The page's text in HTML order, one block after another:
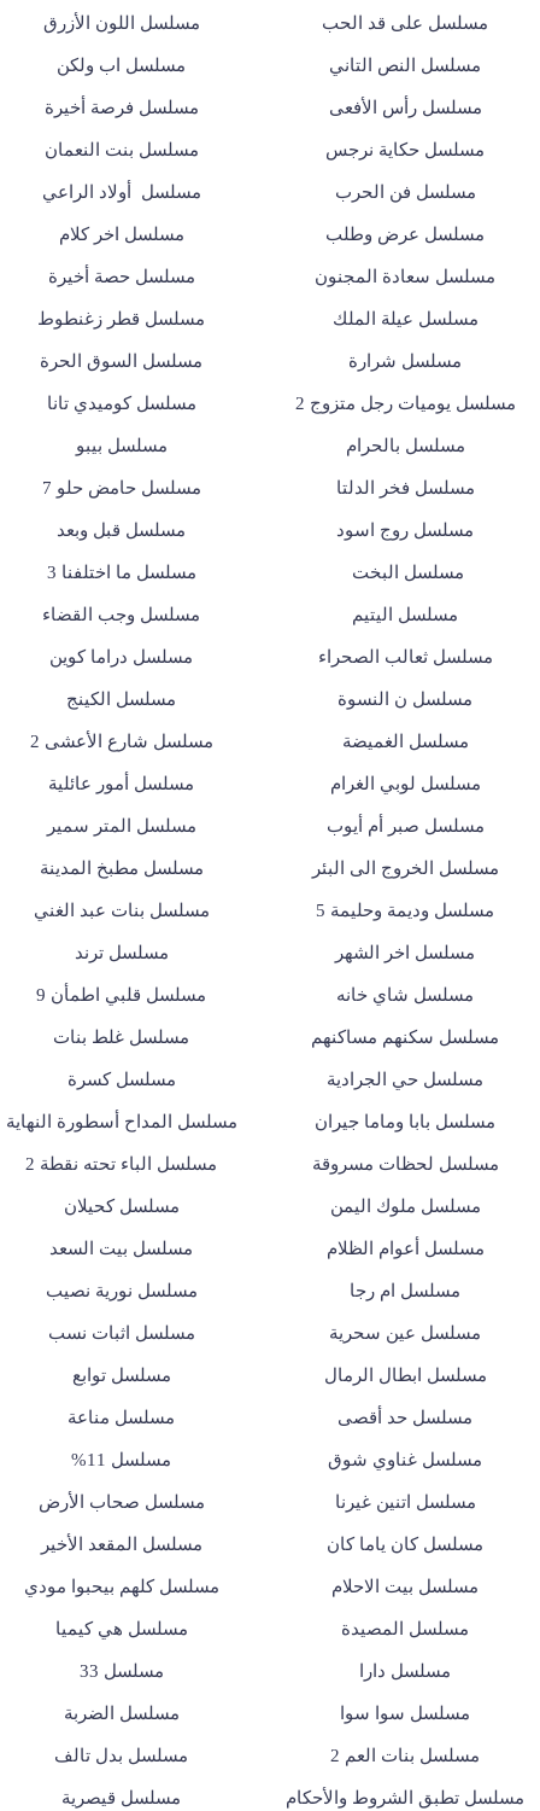
مسلسل على قد الحب مسلسل اللون الأزرق
مسلسل النص التاني مسلسل اب ولكن
مسلسل رأس الأفعى مسلسل فرصة أخيرة
مسلسل حكاية نرجس مسلسل بنت النعمان
مسلسل فن الحرب مسلسل أولاد الراعي
مسلسل عرض وطلب مسلسل اخر كلام
مسلسل سعادة المجنون مسلسل حصة أخيرة
مسلسل عيلة الملك مسلسل قطر زغنطوط
مسلسل شرارة مسلسل السوق الحرة
مسلسل يوميات رجل متزوج 2 مسلسل كوميدي تانا
مسلسل بالحرام مسلسل بيبو
مسلسل فخر الدلتا مسلسل حامض حلو 7
مسلسل روج اسود مسلسل قبل وبعد
مسلسل البخت مسلسل ما اختلفنا 3
مسلسل اليتيم مسلسل وجب القضاء
مسلسل ثعالب الصحراء مسلسل دراما كوين
مسلسل ن النسوة مسلسل الكينج
مسلسل الغميضة مسلسل شارع الأعشى 2
مسلسل لوبي الغرام مسلسل أمور عائلية
مسلسل صبر أم أيوب مسلسل المتر سمير
مسلسل الخروج الى البئر مسلسل مطبخ المدينة
مسلسل وديمة وحليمة 5 مسلسل بنات عبد الغني
مسلسل اخر الشهر مسلسل ترند
مسلسل شاي خانه مسلسل قلبي اطمأن 9
مسلسل سكنهم مساكنهم مسلسل غلط بنات
مسلسل حي الجرادية مسلسل كسرة
مسلسل بابا وماما جيران مسلسل المداح أسطورة النهاية
مسلسل لحظات مسروقة مسلسل الباء تحته نقطة 2
مسلسل ملوك اليمن مسلسل كحيلان
مسلسل أعوام الظلام مسلسل بيت السعد
مسلسل ام رجا مسلسل نورية نصيب
مسلسل عين سحرية مسلسل اثبات نسب
مسلسل ابطال الرمال مسلسل توابع
مسلسل حد أقصى مسلسل مناعة
مسلسل غناوي شوق مسلسل 11%
مسلسل اتنين غيرنا مسلسل صحاب الأرض
مسلسل كان ياما كان مسلسل المقعد الأخير
مسلسل بيت الاحلام مسلسل كلهم بيحبوا مودي
مسلسل المصيدة مسلسل هي كيميا
مسلسل دارا مسلسل 33
مسلسل سوا سوا مسلسل الضربة
مسلسل بنات العم 2 مسلسل بدل تالف
مسلسل تطبق الشروط والأحكام مسلسل قيصرية